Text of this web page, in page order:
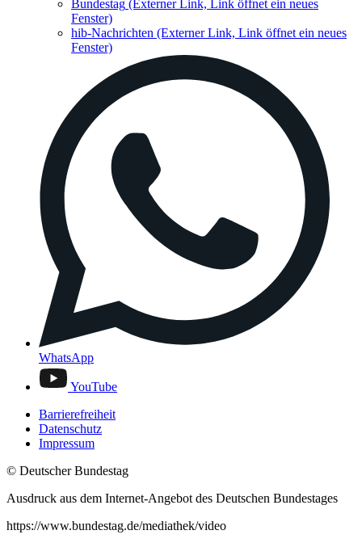
Bundestag (Externer Link, Link öffnet ein neues
Fenster)
hib-Nachrichten (Externer Link, Link öffnet ein neues
Fenster)
WhatsApp
YouTube
Barrierefreiheit
Datenschutz
Impressum
© Deutscher Bundestag
Ausdruck aus dem Internet-Angebot des Deutschen Bundestages
https://www.bundestag.de/mediathek/video